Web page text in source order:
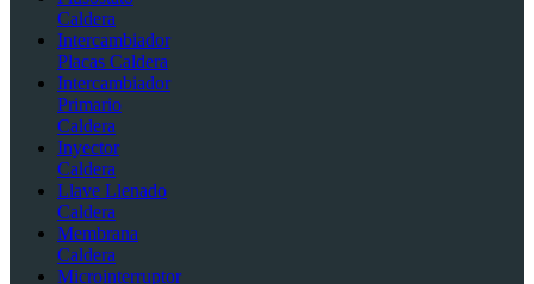
Caldera
Intercambiador
Placas Caldera
Intercambiador
Primario
Caldera
Inyector
Caldera
Llave Llenado
Caldera
Membrana
Caldera
Microinterruptor